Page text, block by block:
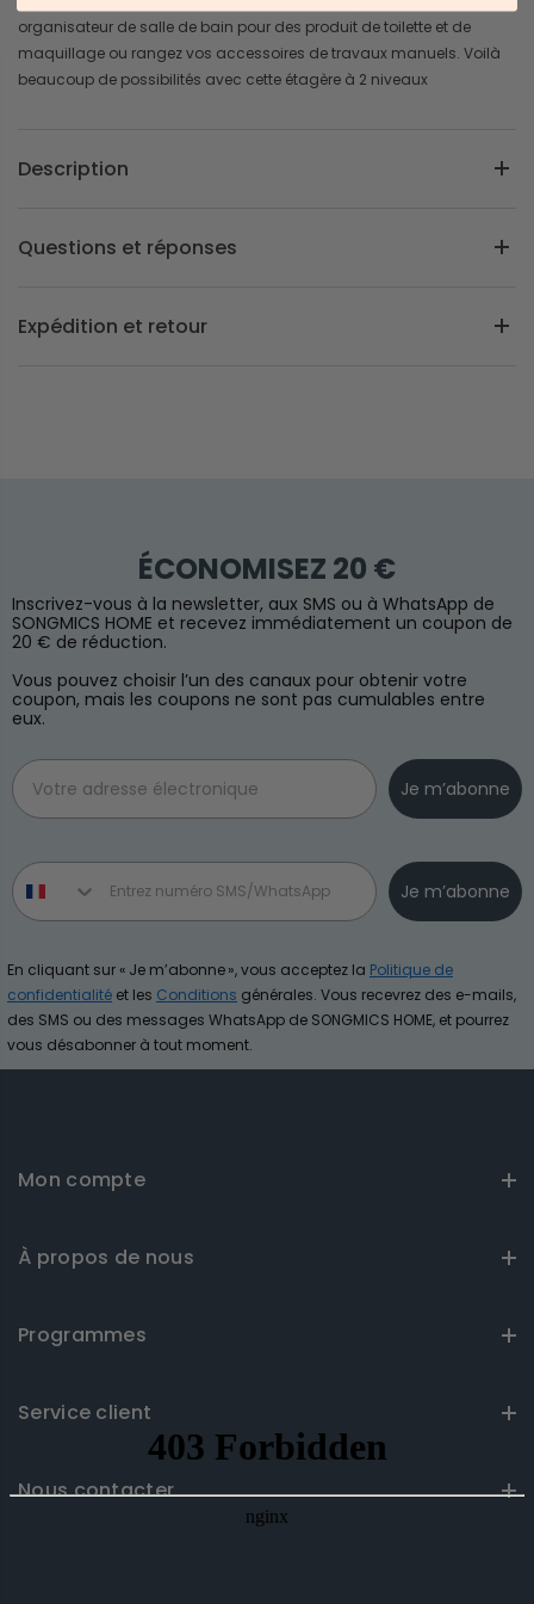
organisateur de salle de bain pour des produit de toilette et de
maquillage ou rangez vos accessoires de travaux manuels. Voilà
beaucoup de possibilités avec cette étagère à 2 niveaux
Description
Questions et réponses
Expédition et retour
ÉCONOMISEZ 20 €
Inscrivez-vous à la newsletter, aux SMS ou à WhatsApp de
SONGMICS HOME et recevez immédiatement un coupon de
20 € de réduction.
Vous pouvez choisir l’un des canaux pour obtenir votre
coupon, mais les coupons ne sont pas cumulables entre
eux.
Email
Je m’abonne
Phone number
Je m’abonne
En cliquant sur « Je m’abonne », vous acceptez la Politique de
confidentialité et les Conditions générales. Vous recevrez des e-mails,
des SMS ou des messages WhatsApp de SONGMICS HOME, et pourrez
vous désabonner à tout moment.
Mon compte
À propos de nous
Programmes
Service client
Nous contacter